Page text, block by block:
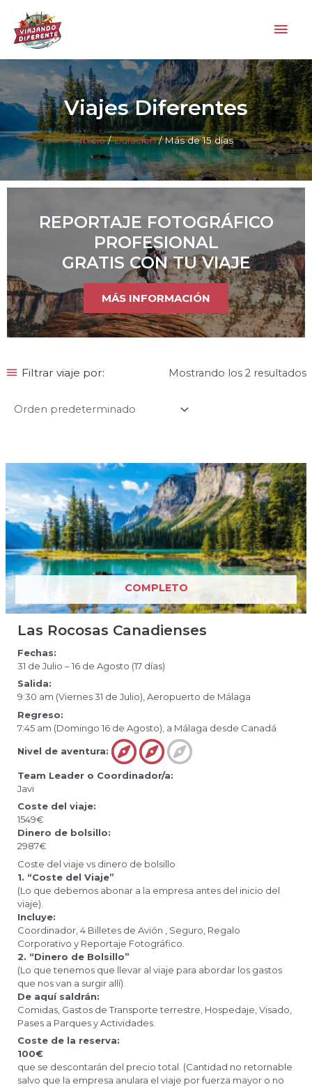
contenido
Viajes Diferentes
Inicio/Duración/ Más de 15 días
REPORTAJE FOTOGRÁFICO
PROFESIONAL
GRATIS CON TU VIAJE
MÁS INFORMACIÓN
Filtrar viaje por: Mostrando los 2 resultados
COMPLETO
Las Rocosas Canadienses
Fechas:
31 de Julio – 16 de Agosto (17 días)
Salida:
9:30 am (Viernes 31 de Julio), Aeropuerto de Málaga
Regreso:
7:45 am (Domingo 16 de Agosto), a Málaga desde Canadá
Nivel de aventura:
Team Leader o Coordinador/a:
Javi
Coste del viaje:
1549€
Dinero de bolsillo:
2987€
Coste del viaje vs dinero de bolsillo
1. “Coste del Viaje”
(Lo que debemos abonar a la empresa antes del inicio del
viaje).
Incluye:
Coordinador, 4 Billetes de Avión , Seguro, Regalo
Corporativo y Reportaje Fotográfico.
2. “Dinero de Bolsillo”
(Lo que tenemos que llevar al viaje para abordar los gastos
que nos van a surgir allí).
De aquí saldrán:
Comidas, Gastos de Transporte terrestre, Hospedaje, Visado,
Pases a Parques y Actividades.
Coste de la reserva:
100€
que se descontarán del precio total. (Cantidad no retornable
salvo que la empresa anulara el viaje por fuerza mayor o no